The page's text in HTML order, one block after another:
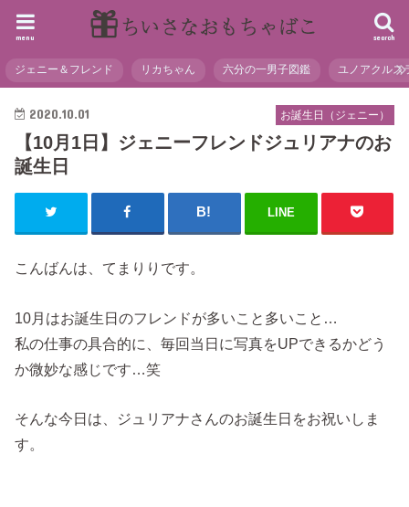
search
menu
ジェニー＆フレンド リカちゃん 六分の一男子図鑑 ユノアクルス
お誕生日（ジェニー）
2020.10.01
【10月1日】ジェニーフレンドジュリアナのお
誕生日
LINE
こんばんは、てまりりです。
10月はお誕生日のフレンドが多いこと多いこと…
私の仕事の具合的に、毎回当日に写真をUPできるかどう
か微妙な感じです…笑
そんな今日は、ジュリアナさんのお誕生日をお祝いしま
す。